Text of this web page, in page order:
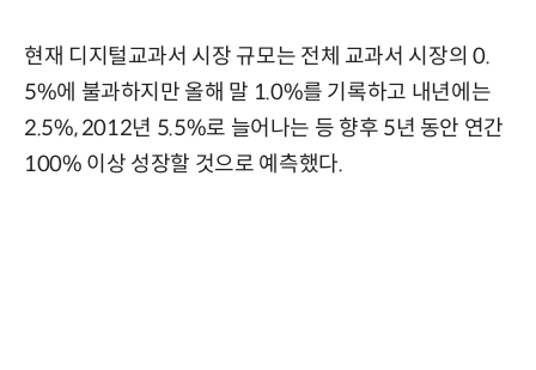
현재 디지털교과서 시장 규모는 전체 교과서 시장의 0.
5%에 불과하지만 올해 말 1.0%를 기록하고 내년에는
2.5%, 2012년 5.5%로 늘어나는 등 향후 5년 동안 연간
100% 이상 성장할 것으로 예측했다.